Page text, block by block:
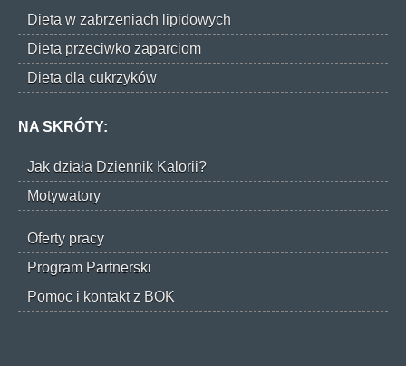
Dieta w zabrzeniach lipidowych
Dieta przeciwko zaparciom
Dieta dla cukrzyków
NA SKRÓTY:
Jak działa Dziennik Kalorii?
Motywatory
Oferty pracy
Program Partnerski
Pomoc i kontakt z BOK